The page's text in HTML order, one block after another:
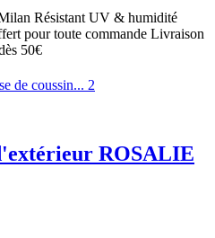
Résistant UV & humidité
pour toute commande Livraison
50€
ROSALIE